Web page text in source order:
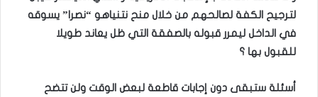
لترجيح الكفة لصالحهم من خلال منح نتنياهو “نصرا” يسوقه
في الداخل ليمرر قبوله بالصفقة التي ظل يعاند طويلا
للقبول بها ؟
أسئلة ستبقى دون إجابات قاطعة لبعض الوقت ولن تتضح